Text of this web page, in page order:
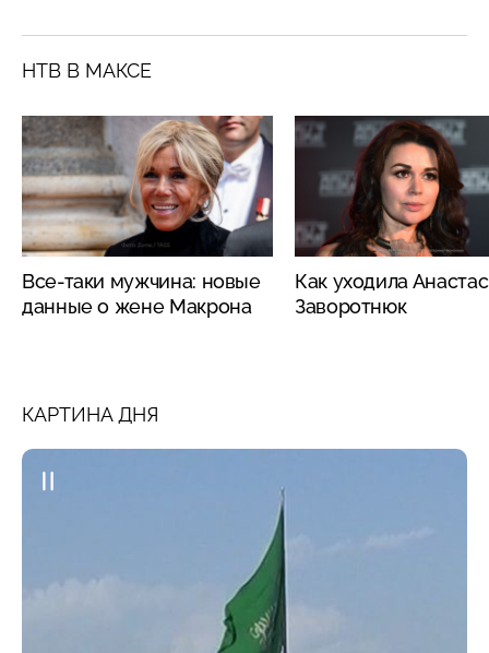
НТВ В МАКСЕ
Все-таки мужчина: новые
данные о жене Макрона
Как уходила
Заворотнюк
КАРТИНА ДНЯ